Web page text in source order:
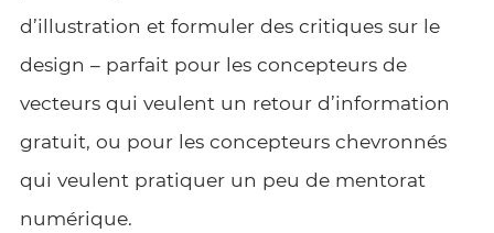
d’illustration et formuler des critiques sur le
design – parfait pour les concepteurs de
vecteurs qui veulent un retour d’information
gratuit, ou pour les concepteurs chevronnés
qui veulent pratiquer un peu de mentorat
numérique.